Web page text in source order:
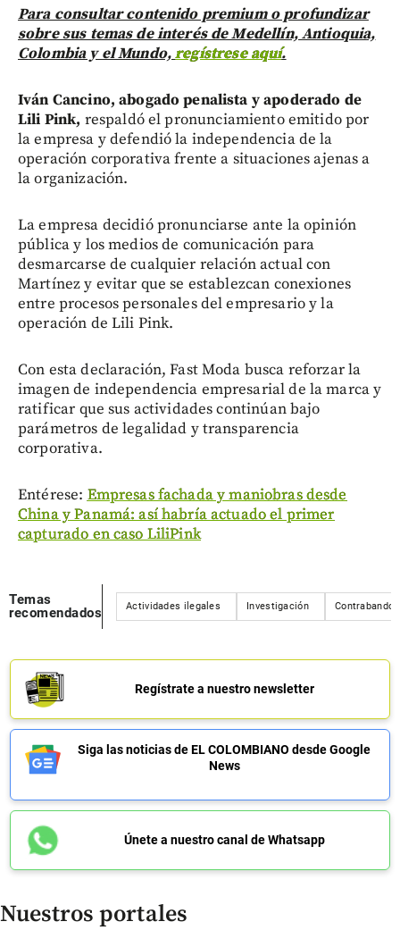
Para consultar contenido premium o profundizar
sobre sus temas de interés de Medellín, Antioquia,
Colombia y el Mundo,regístrese aquí.
Iván Cancino, abogado penalista y apoderado de
Lili Pink, respaldó el pronunciamiento emitido por
la empresa y defendió la independencia de la
operación corporativa frente a situaciones ajenas a
la organización.
La empresa decidió pronunciarse ante la opinión
pública y los medios de comunicación para
desmarcarse de cualquier relación actual con
Martínez y evitar que se establezcan conexiones
entre procesos personales del empresario y la
operación de Lili Pink.
Con esta declaración, Fast Moda busca reforzar la
imagen de independencia empresarial de la marca y
ratificar que sus actividades continúan bajo
parámetros de legalidad y transparencia
corporativa.
Entérese: Empresas fachada y maniobras desde
China y Panamá: así habría actuado el primer
capturado en caso LiliPink
Temas
recomendados
Actividades ilegales Investigación Contrabando
Regístrate a nuestro newsletter
Siga las noticias de EL COLOMBIANO desde Google
News
Únete a nuestro canal de Whatsapp
Nuestros portales